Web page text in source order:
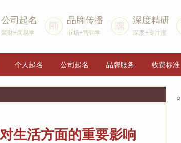
公司起名
聚财+周易学
品牌传播
市场+营销学
深度精研
深度+专注度
个人起名 公司起名 品牌服务 收费标准
生活方面的重要影响
○